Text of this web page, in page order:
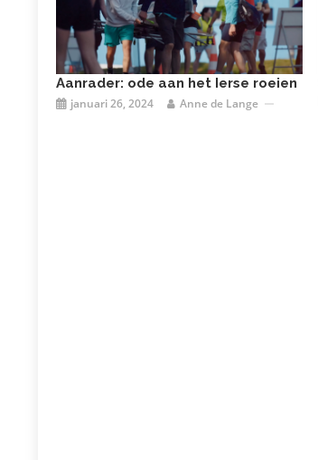
Aanrader: ode aan het Ierse roeien
januari 26, 2024 Anne de Lange